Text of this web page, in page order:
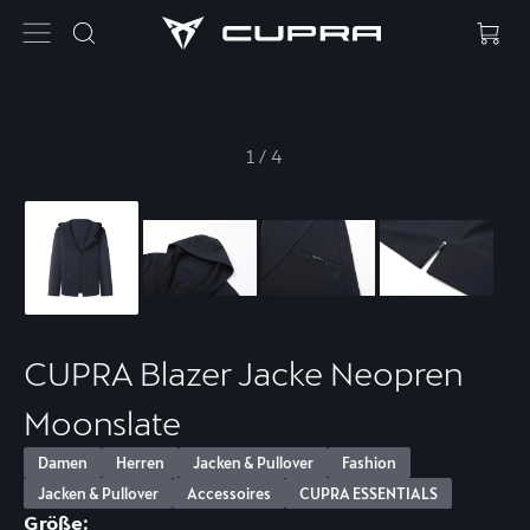
1 /4
CUPRA Blazer Jacke Neopren
Moonslate
Damen Herren Jacken & Pullover
Fashion
Jacken & Pullover
Accessoires CUPRA ESSENTIALS
Größe: